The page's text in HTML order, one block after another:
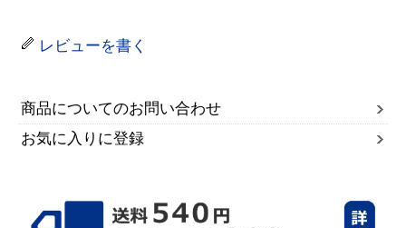
レビューを書く
商品についてのお問い合わせ
お気に入りに登録